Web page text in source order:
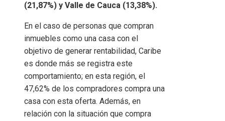
(21,87%) y Valle de Cauca (13,38%).
En el caso de personas que compran
inmuebles como una casa con el
objetivo de generar rentabilidad, Caribe
es donde más se registra este
comportamiento; en esta región, el
47,62% de los compradores compra una
casa con esta oferta. Además, en
relación con la situación que compra